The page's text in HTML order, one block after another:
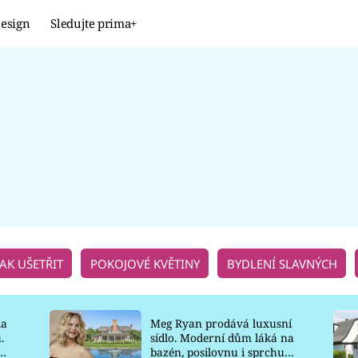
Sledujte prima+
UŠETŘIT POKOJOVÉ KVĚTINY BYDLENÍ SLAVNÝCH
Meg Ryan prodává luxusní
sídlo. Moderní dům láká na
bazén, posilovnu i sprchu